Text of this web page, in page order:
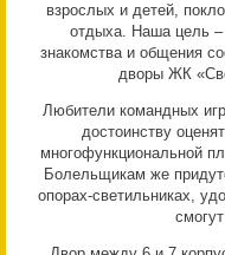
взрослых и детей,
отдыха. Наша цель –
знакомства и общения
дворы ЖК
Любители командных
достоинству
многофункциональной
Болельщикам же
опорах-светильниках,